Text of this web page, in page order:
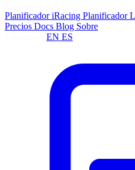
Planificador iRacing Planificador
Precios Docs Blog Sobre
EN ES